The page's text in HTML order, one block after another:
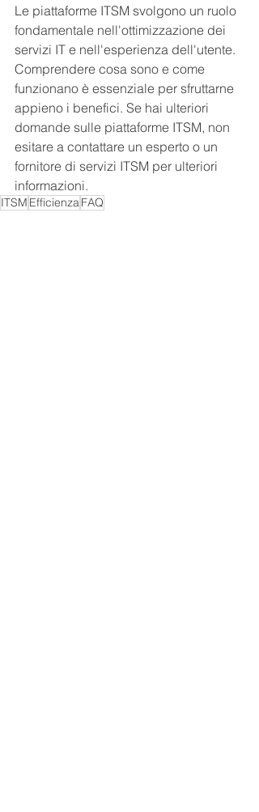
Le piattaforme ITSM svolgono un ruolo
fondamentale nell'ottimizzazione dei
servizi IT e nell'esperienza dell'utente.
Comprendere cosa sono e come
funzionano è essenziale per sfruttarne
appieno i benefici. Se hai ulteriori
domande sulle piattaforme ITSM, non
esitare a contattare un esperto o un
fornitore di servizi ITSM per ulteriori
informazioni.
ITSM EfficienzaFAQ